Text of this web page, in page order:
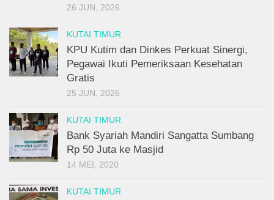
26 JUN, 2026
KUTAI TIMUR
KPU Kutim dan Dinkes Perkuat Sinergi,
Pegawai Ikuti Pemeriksaan Kesehatan
Gratis
25 JUN, 2026
KUTAI TIMUR
Bank Syariah Mandiri Sangatta Sumbang
Rp 50 Juta ke Masjid
14 MEI, 2020
KUTAI TIMUR